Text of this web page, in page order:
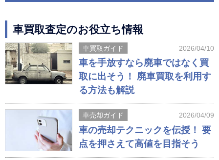
車買取査定のお役立ち情報
車買取ガイド 2026/04/10
車を手放すなら廃車ではなく買
取に出そう！ 廃車買取を利用す
る方法も解説
車売却ガイド 2026/04/09
車の売却テクニックを伝授！ 要
点を押さえて高値を目指そう